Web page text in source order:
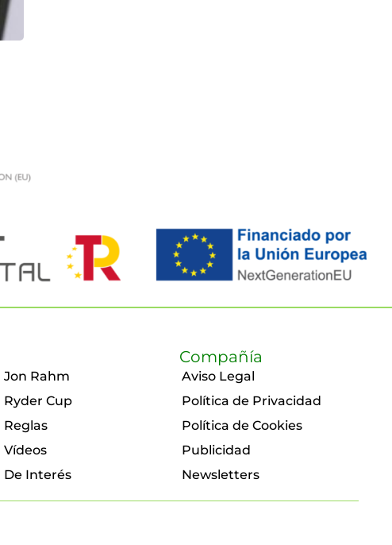
Jon Rahm
Ryder Cup
Reglas
Vídeos
De Interés
Compañía
Aviso Legal
Política de Privacidad
Política de Cookies
Publicidad
Newsletters